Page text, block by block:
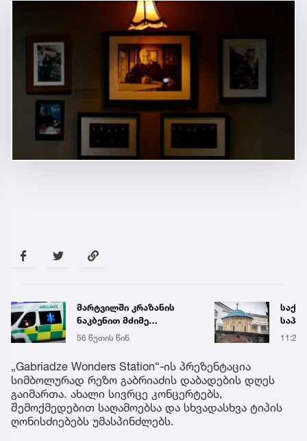
მარტვილში კრაზანის
ნაკბენით მძიმე
მდგომარეობაში მყოფი
ახალგაზრდა
გადაარჩინეს
56 წუთის წინ 11:29
„Gabriadze Wonders Station“-ის პრეზენტაცია
სიმბოლურად რეზო გაბრიაძის დაბადების დღეს
გაიმართა. ახალი სივრცე კონცერტებს,
შემოქმედებით საღამოებსა და სხვადასხვა ტიპის
ღონისძიებებს უმასპინძლებს.